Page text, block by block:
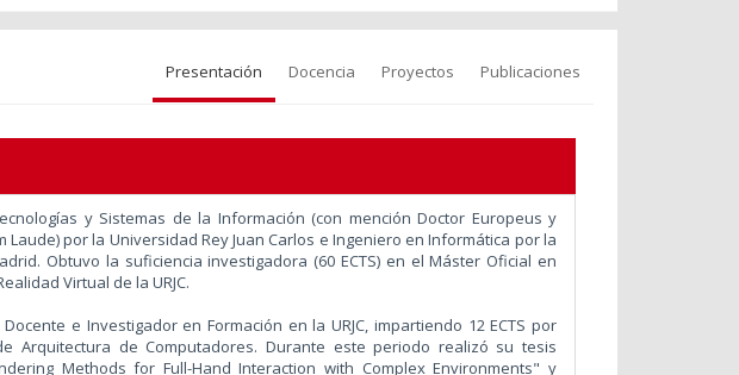
Presentación Docencia Proyectos Publicaciones
y Sistemas de la Información (con mención Doctor Europeus y
Laude) por la Universidad Rey Juan Carlos e Ingeniero en Informática por la
Obtuvo la suficiencia investigadora (60 ECTS) en el Máster Oficial en
Virtual de la URJC.
e Investigador en Formación en la URJC, impartiendo 12 ECTS por
Arquitectura de Computadores. Durante este periodo realizó su tesis
Methods for Full-Hand Interaction with Complex Environments" y